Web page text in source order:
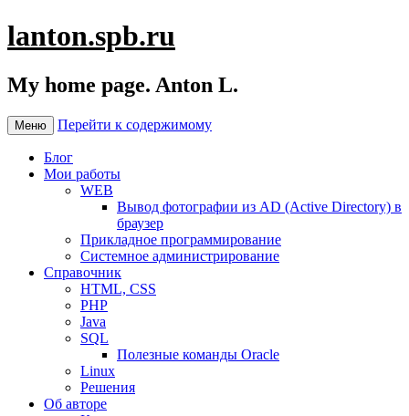
lanton.spb.ru
My home page. Anton L.
Меню Перейти к содержимому
Блог
Мои работы
WEB
Вывод фотографии из AD (Active Directory) в
браузер
Прикладное программирование
Системное администрирование
Справочник
HTML, CSS
PHP
Java
SQL
Полезные команды Oracle
Linux
Решения
Об авторе